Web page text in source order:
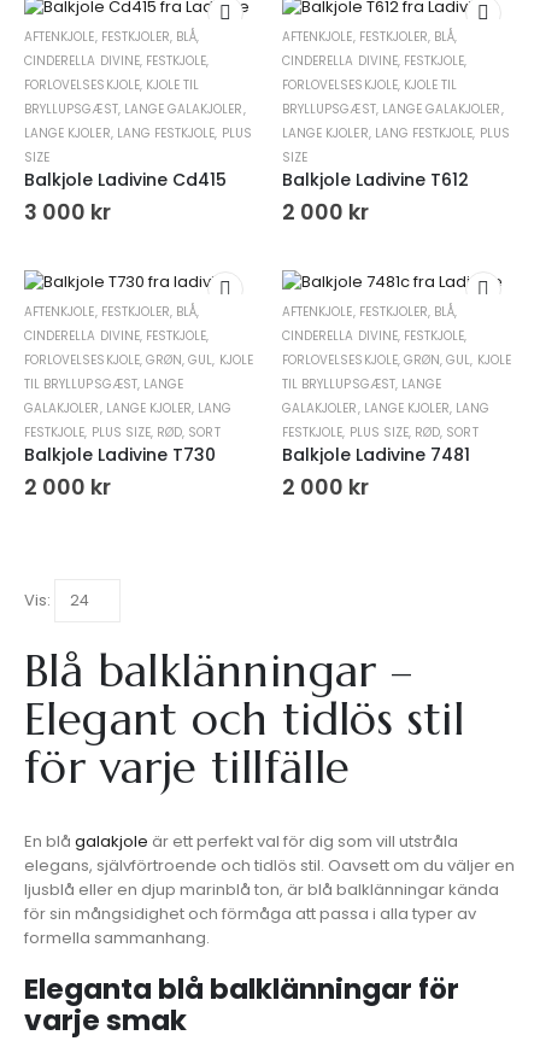
AFTENKJOLE, FESTKJOLER, BLÅ,
CINDERELLA DIVINE, FESTKJOLE,
FORLOVELSESKJOLE, KJOLE TIL
BRYLLUPSGÆST, LANGE GALAKJOLER,
LANGE KJOLER, LANG FESTKJOLE, PLUS
SIZE
Balkjole Ladivine Cd415
3 000 kr
AFTENKJOLE, FESTKJOLER, BLÅ,
CINDERELLA DIVINE, FESTKJOLE,
FORLOVELSESKJOLE, KJOLE TIL
BRYLLUPSGÆST, LANGE GALAKJOLER,
LANGE KJOLER, LANG FESTKJOLE, PLUS
SIZE
Balkjole Ladivine T612
2 000 kr
AFTENKJOLE, FESTKJOLER, BLÅ,
CINDERELLA DIVINE, FESTKJOLE,
FORLOVELSESKJOLE, GRØN,GUL, KJOLE
TIL BRYLLUPSGÆST, LANGE
GALAKJOLER, LANGE KJOLER, LANG
FESTKJOLE, PLUS SIZE, RØD, SORT
Balkjole Ladivine T730
2 000 kr
AFTENKJOLE, FESTKJOLER, BLÅ,
CINDERELLA DIVINE, FESTKJOLE,
FORLOVELSESKJOLE, GRØN,GUL, KJOLE
TIL BRYLLUPSGÆST, LANGE
GALAKJOLER, LANGE KJOLER, LANG
FESTKJOLE, PLUS SIZE, RØD, SORT
Balkjole Ladivine 7481
2 000 kr
Vis:
Blå balklänningar –
Elegant och tidlös stil
för varje tillfälle
En blå galakjole är ett perfekt val för dig som vill utstråla
elegans, självförtroende och tidlös stil. Oavsett om du väljer en
ljusblå eller en djup marinblå ton, är blå balklänningar kända
för sin mångsidighet och förmåga att passa i alla typer av
formella sammanhang.
Eleganta blå balklänningar för
varje smak